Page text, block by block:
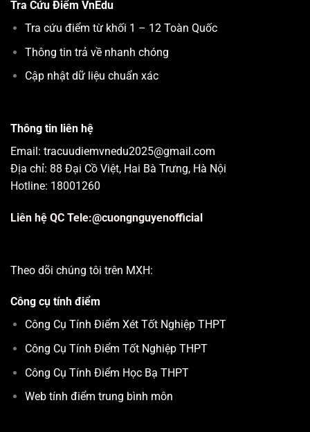
Tra Cứu Điểm VnEdu
Tra cứu điểm từ khối 1 – 12 Toàn Quốc
Thông tin trả về nhanh chóng
Cập nhật dữ liệu chuẩn xác
Thông tin liên hệ
Email: tracuudiemvnedu2025@gmail.com
Địa chỉ: 88 Đại Cồ Việt, Hai Bà Trưng, Hà Nội
Hotline: 18001260
Liên hệ QC Tele:@cuongnguyenofficial
Theo dõi chúng tôi trên MXH:
Công cụ tính điểm
Công Cụ Tính Điểm Xét Tốt Nghiệp THPT
Công Cụ Tính Điểm Tốt Nghiệp THPT
Công Cụ Tính Điểm Học Bạ THPT
Web tính điểm trung bình môn